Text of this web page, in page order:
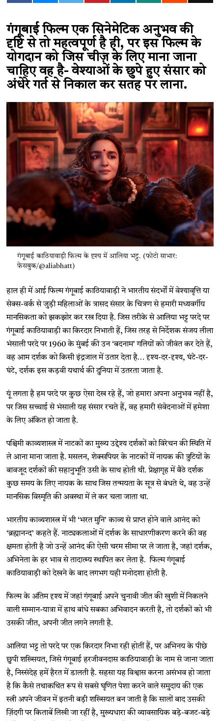
गंगूबाई फिल्म एक सिनेमेटिक अनुभव की
दृष्टि से तो महत्वपूर्ण है ही, पर इस फिल्म के
योगदान को जिस चीज़ के लिए माना जाना
चाहिए वह है- वेश्याओं के छुपे हुए संसार को
अंधेरे गर्त से निकाल कर सतह पर लाना.
गंगूबाई काठियावाड़ी फिल्म के दृश्य में आलिया भट्ट. (फोटो साभार:
फेसबुक/@aliabhatt)
हाल ही में आई फिल्म गंगूबाई काठियावाड़ी ने भारतीय संदर्भों में वेश्यावृत्ति या
सेक्स-वर्क से जुड़ी महिलाओं के त्रासद संसार के चित्रण से हमारी मध्यवर्गीय
मानसिकता को झकझोर कर रख दिया है. जिस तरीके से आलिया भट्ट परदे पर
गंगूबाई काठियावाड़ी का किरदार निभाती हैं, जिस तरह से निर्देशक संजय लीला
भंसाली परदे पर 1960 के मुंबई की उन ‘बदनाम’ गलियों को जीवंत कर देते हैं,
वह आम दर्शक को किसी इंद्रजाल में उतार देता है… दृश्य-दर-दृश्य, घंटे-दर-
घंटे, दर्शक इस कड़वी यथार्थ की दुनिया में उतरता जाता है.
यूं लगता है हम परदे पर कुछ ऐसा देख रहे हैं, जो हमारा अपना अनुभव नहीं है,
पर जिस सच्चाई से भंसाली यह संसार रचते हैं, वह हमारी संवेदनाओं में हमेशा
के लिए अंकित हो जाता है.
पश्चिमी काव्यशास्त्र में नाटकों का मुख्य उद्देश्य दर्शकों को विरेचन की स्थिति में
ले आना माना जाता है. मसलन, शेक्सपियर के नाटकों में नायक की त्रुटियों के
बावजूद दर्शकों की सहानुभूति उसी के साथ होती थी. प्रेक्षागृह में बैठे दर्शक
कुछ समय के लिए नायक के साथ जिस तन्मयता के सूत्र से बंधते थे, वह उन्हें
मानसिक विस्मृति की अवस्था में ले कर चला जाता था.
भारतीय काव्यशास्त्र में भी ‘भरत मुनि’ काव्य से प्राप्त होने वाले आनंद को
‘ब्रह्मानन्द’ कहते हैं. नाट्यकलाओं में दर्शक के साधारणीकरण करने की वह
क्षमता होती है जो उन्हें आनंद की ऐसी चरम सीमा पर ले जाता है, जहां दर्शक,
अभिनेता के हर भाव से तादात्म्य स्थापित कर लेता है. फिल्म गंगूबाई
काठियावाड़ी को देखने के बाद लगभग यही मनोदशा होती है.
फिल्म के अंतिम दृश्य में जहां गंगूबाई अपने चुनावी जीत की खुशी में निकलने
वाली सम्मान-यात्रा में हाथ बांधे सबका अभिवादन करती है, तो दर्शकों को भी
उसकी जीत, अपनी जीत लगने लगती है.
आलिया भट्ट तो परदे पर एक किरदार निभा रही होतीं हैं, पर अभिनय के पीछे
छुपी शख्सियत, जिसे गंगूबाई हरजीवनदास काठियावाड़ी के नाम से जाना जाता
है, निस्संदेह हमें हैरत में डालती है. सहसा यह विश्वास करना असंभव हो जाता
है कि कैसे तथाकथित रूप से सबसे घृणित पेशा करने वाले समुदाय की एक
स्त्री अपने जीवन में इतनी बड़ी शख्सियत बन जाती है कि सालों बाद उसकी
ज़िंदगी पर किताबें लिखी जा रहीं है, मुख्यधारा की व्यावसायिक बड़े-बजट-बड़े